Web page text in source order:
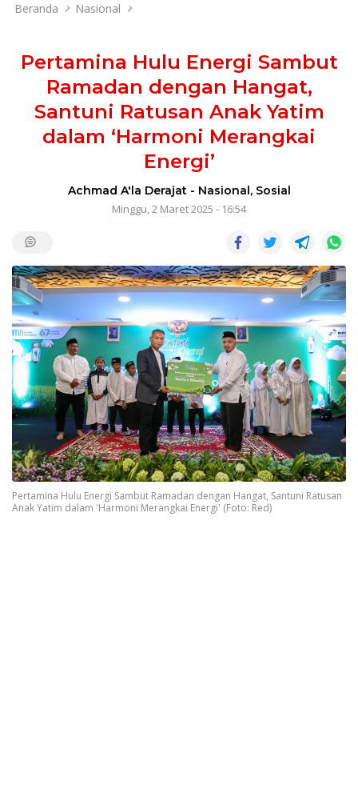
Beranda Nasional
Pertamina Hulu Energi Sambut
Ramadan dengan Hangat,
Santuni Ratusan Anak Yatim
dalam ‘Harmoni Merangkai
Energi’
Achmad A'la Derajat- Nasional, Sosial
Minggu, 2 Maret 2025 - 16:54
Pertamina Hulu Energi Sambut Ramadan dengan Hangat, Santuni Ratusan
Anak Yatim dalam 'Harmoni Merangkai Energi' (Foto: Red)